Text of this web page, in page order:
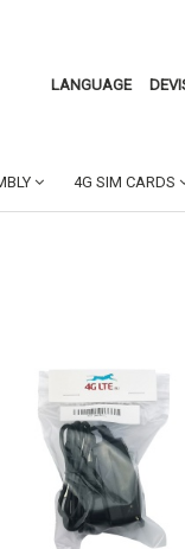
LANGUAGE
4G SIM CARDS